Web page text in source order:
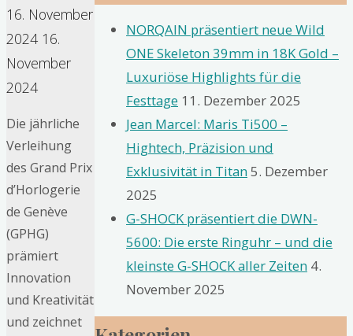
16. November
2024 16.
November
2024
Die jährliche
Verleihung
des Grand Prix
d’Horlogerie
de Genève
(GPHG)
prämiert
Innovation
und Kreativität
und zeichnet
NORQAIN präsentiert neue Wild
ONE Skeleton 39mm in 18K Gold –
Luxuriöse Highlights für die
Festtage 11. Dezember 2025
Jean Marcel: Maris Ti500 –
Hightech, Präzision und
Exklusivität in Titan5. Dezember
2025
G-SHOCK präsentiert die DWN-
5600: Die erste Ringuhr – und die
kleinste G-SHOCK aller Zeiten 4.
November 2025